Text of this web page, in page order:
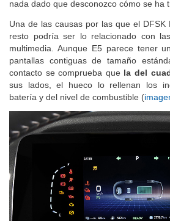
nada dado que desconozco cómo se ha
Una de las causas por las que el DFSK
resto podría ser lo relacionado con
multimedia. Aunque E5 parece tener
pantallas contiguas de tamaño
contacto se comprueba que la del
sus lados, el hueco lo rellenan los
batería y del nivel de combustible (